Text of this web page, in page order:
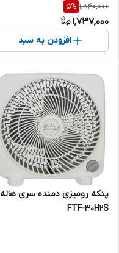
1,840,000
5%
1,737,000
افزودن به سبد
پنکه رومیزی دمنده سری هاله
FTF-30H2S